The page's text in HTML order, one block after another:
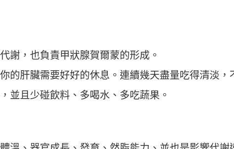
謝，也負責甲狀腺賀爾蒙的形成。
的肝臟需要好好的休息。連續幾天盡量吃得清淡，
並且少碰飲料、多喝水、多吃蔬果。